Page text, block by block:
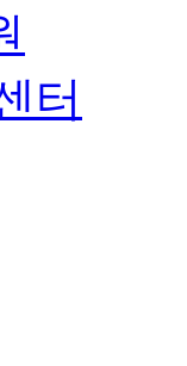
터